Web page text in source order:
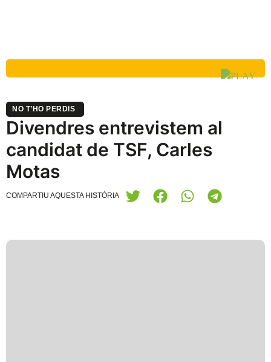
NO T’HO PERDIS
Divendres entrevistem al
candidat de TSF, Carles
Motas
COMPARTIU AQUESTA HISTÒRIA